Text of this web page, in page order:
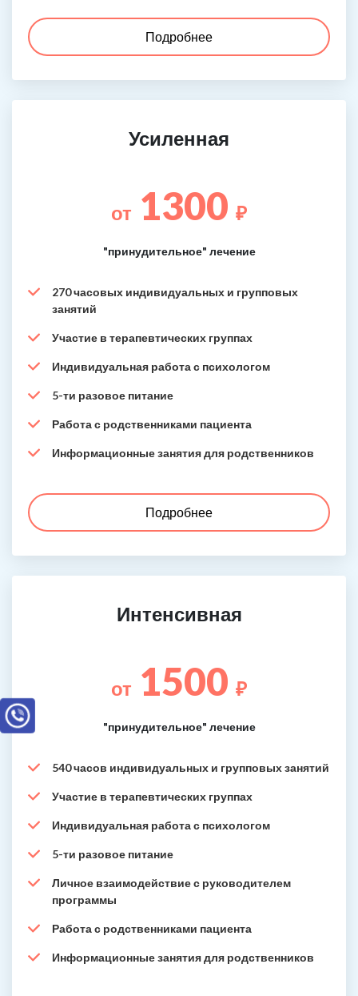
Подробнее
Усиленная
от 1300 ₽
"принудительное" лечение
270 часовых индивидуальных и групповых
занятий
Участие в терапевтических группах
Индивидуальная работа с психологом
5-ти разовое питание
Работа с родственниками пациента
Информационные занятия для родственников
Подробнее
Интенсивная
от 1500 ₽
"принудительное" лечение
540 часов индивидуальных и групповых занятий
Участие в терапевтических группах
Индивидуальная работа с психологом
5-ти разовое питание
Личное взаимодействие с руководителем
программы
Работа с родственниками пациента
Информационные занятия для родственников